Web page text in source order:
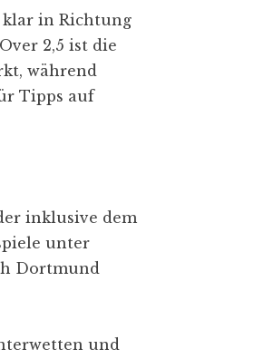
klar in Richtung
2,5 ist die
während
Tipps auf
inklusive dem
unter
Dortmund
und